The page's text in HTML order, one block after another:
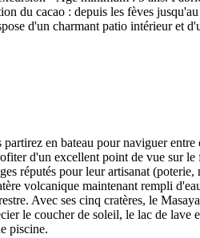
du cacao : depuis les fèves
d'un charmant patio intérieur et
en bateau pour naviguer
d'un excellent point de vue sur
réputés pour leur artisanat
volcanique maintenant rempli
Avec ses cinq cratères, le
le coucher de soleil, le lac de lave
piscine.